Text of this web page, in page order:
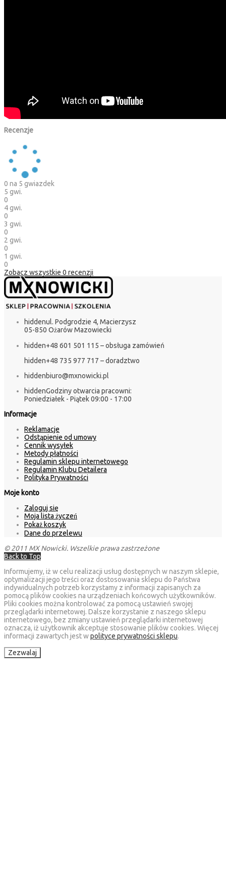
Recenzje
0 na 5 gwiazdek
5 gwi.
0
4 gwi.
0
3 gwi.
0
2 gwi.
0
1 gwi.
0
Zobacz wszystkie 0 recenzji
hiddenul. Podgrodzie 4, Macierzysz
05-850 Ożarów Mazowiecki
hidden+48 601 501 115 – obsługa zamówień
hidden+48 735 977 717 – doradztwo
hiddenbiuro@mxnowicki.pl
hiddenGodziny otwarcia pracowni:
Poniedziałek - Piątek 09:00 - 17:00
Informacje
Reklamacje
Odstąpienie od umowy
Cennik wysyłek
Metody płatności
Regulamin sklepu internetowego
Regulamin Klubu Detailera
Polityka Prywatności
Moje konto
Zaloguj się
Moja lista życzeń
Pokaż koszyk
Dane do przelewu
© 2011 MX Nowicki. Wszelkie prawa zastrzeżone
Back to Top
Informujemy, iż w celu realizacji usług dostępnych w naszym sklepie,
optymalizacji jego treści oraz dostosowania sklepu do Państwa
indywidualnych potrzeb korzystamy z informacji zapisanych za
pomocą plików cookies na urządzeniach końcowych użytkowników.
Pliki cookies można kontrolować za pomocą ustawień swojej
przeglądarki internetowej. Dalsze korzystanie z naszego sklepu
internetowego, bez zmiany ustawień przeglądarki internetowej
oznacza, iż użytkownik akceptuje stosowanie plików cookies. Więcej
informacji zawartych jest wpolityce prywatności sklepu.
Zezwalaj